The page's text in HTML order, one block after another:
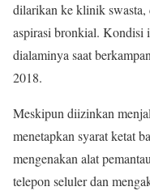
dilarikan ke klinik swasta,
aspirasi bronkial. Kondisi
dialaminya saat
2018.
Meskipun diizinkan
menetapkan syarat ketat
mengenakan alat
telepon seluler dan